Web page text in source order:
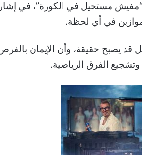
“مفيش مستحيل في الكورة”، في
في أي لحظة.
يصبح حقيقة، وأن الإيمان بالفرص
الفرق الرياضية.